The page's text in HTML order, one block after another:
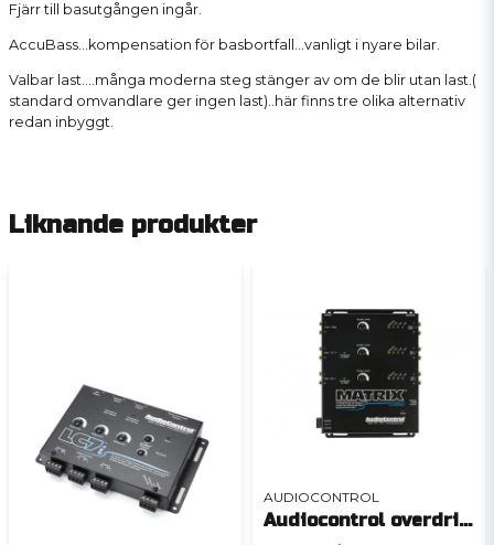
Fjärr till basutgången ingår.
AccuBass...kompensation för basbortfall...vanligt i nyare bilar.
Valbar last....många moderna steg stänger av om de blir utan last.(
standard omvandlare ger ingen last)..här finns tre olika alternativ
redan inbyggt.
Liknande produkter
AUDIOCONTROL
Audiocontrol overdrive plus